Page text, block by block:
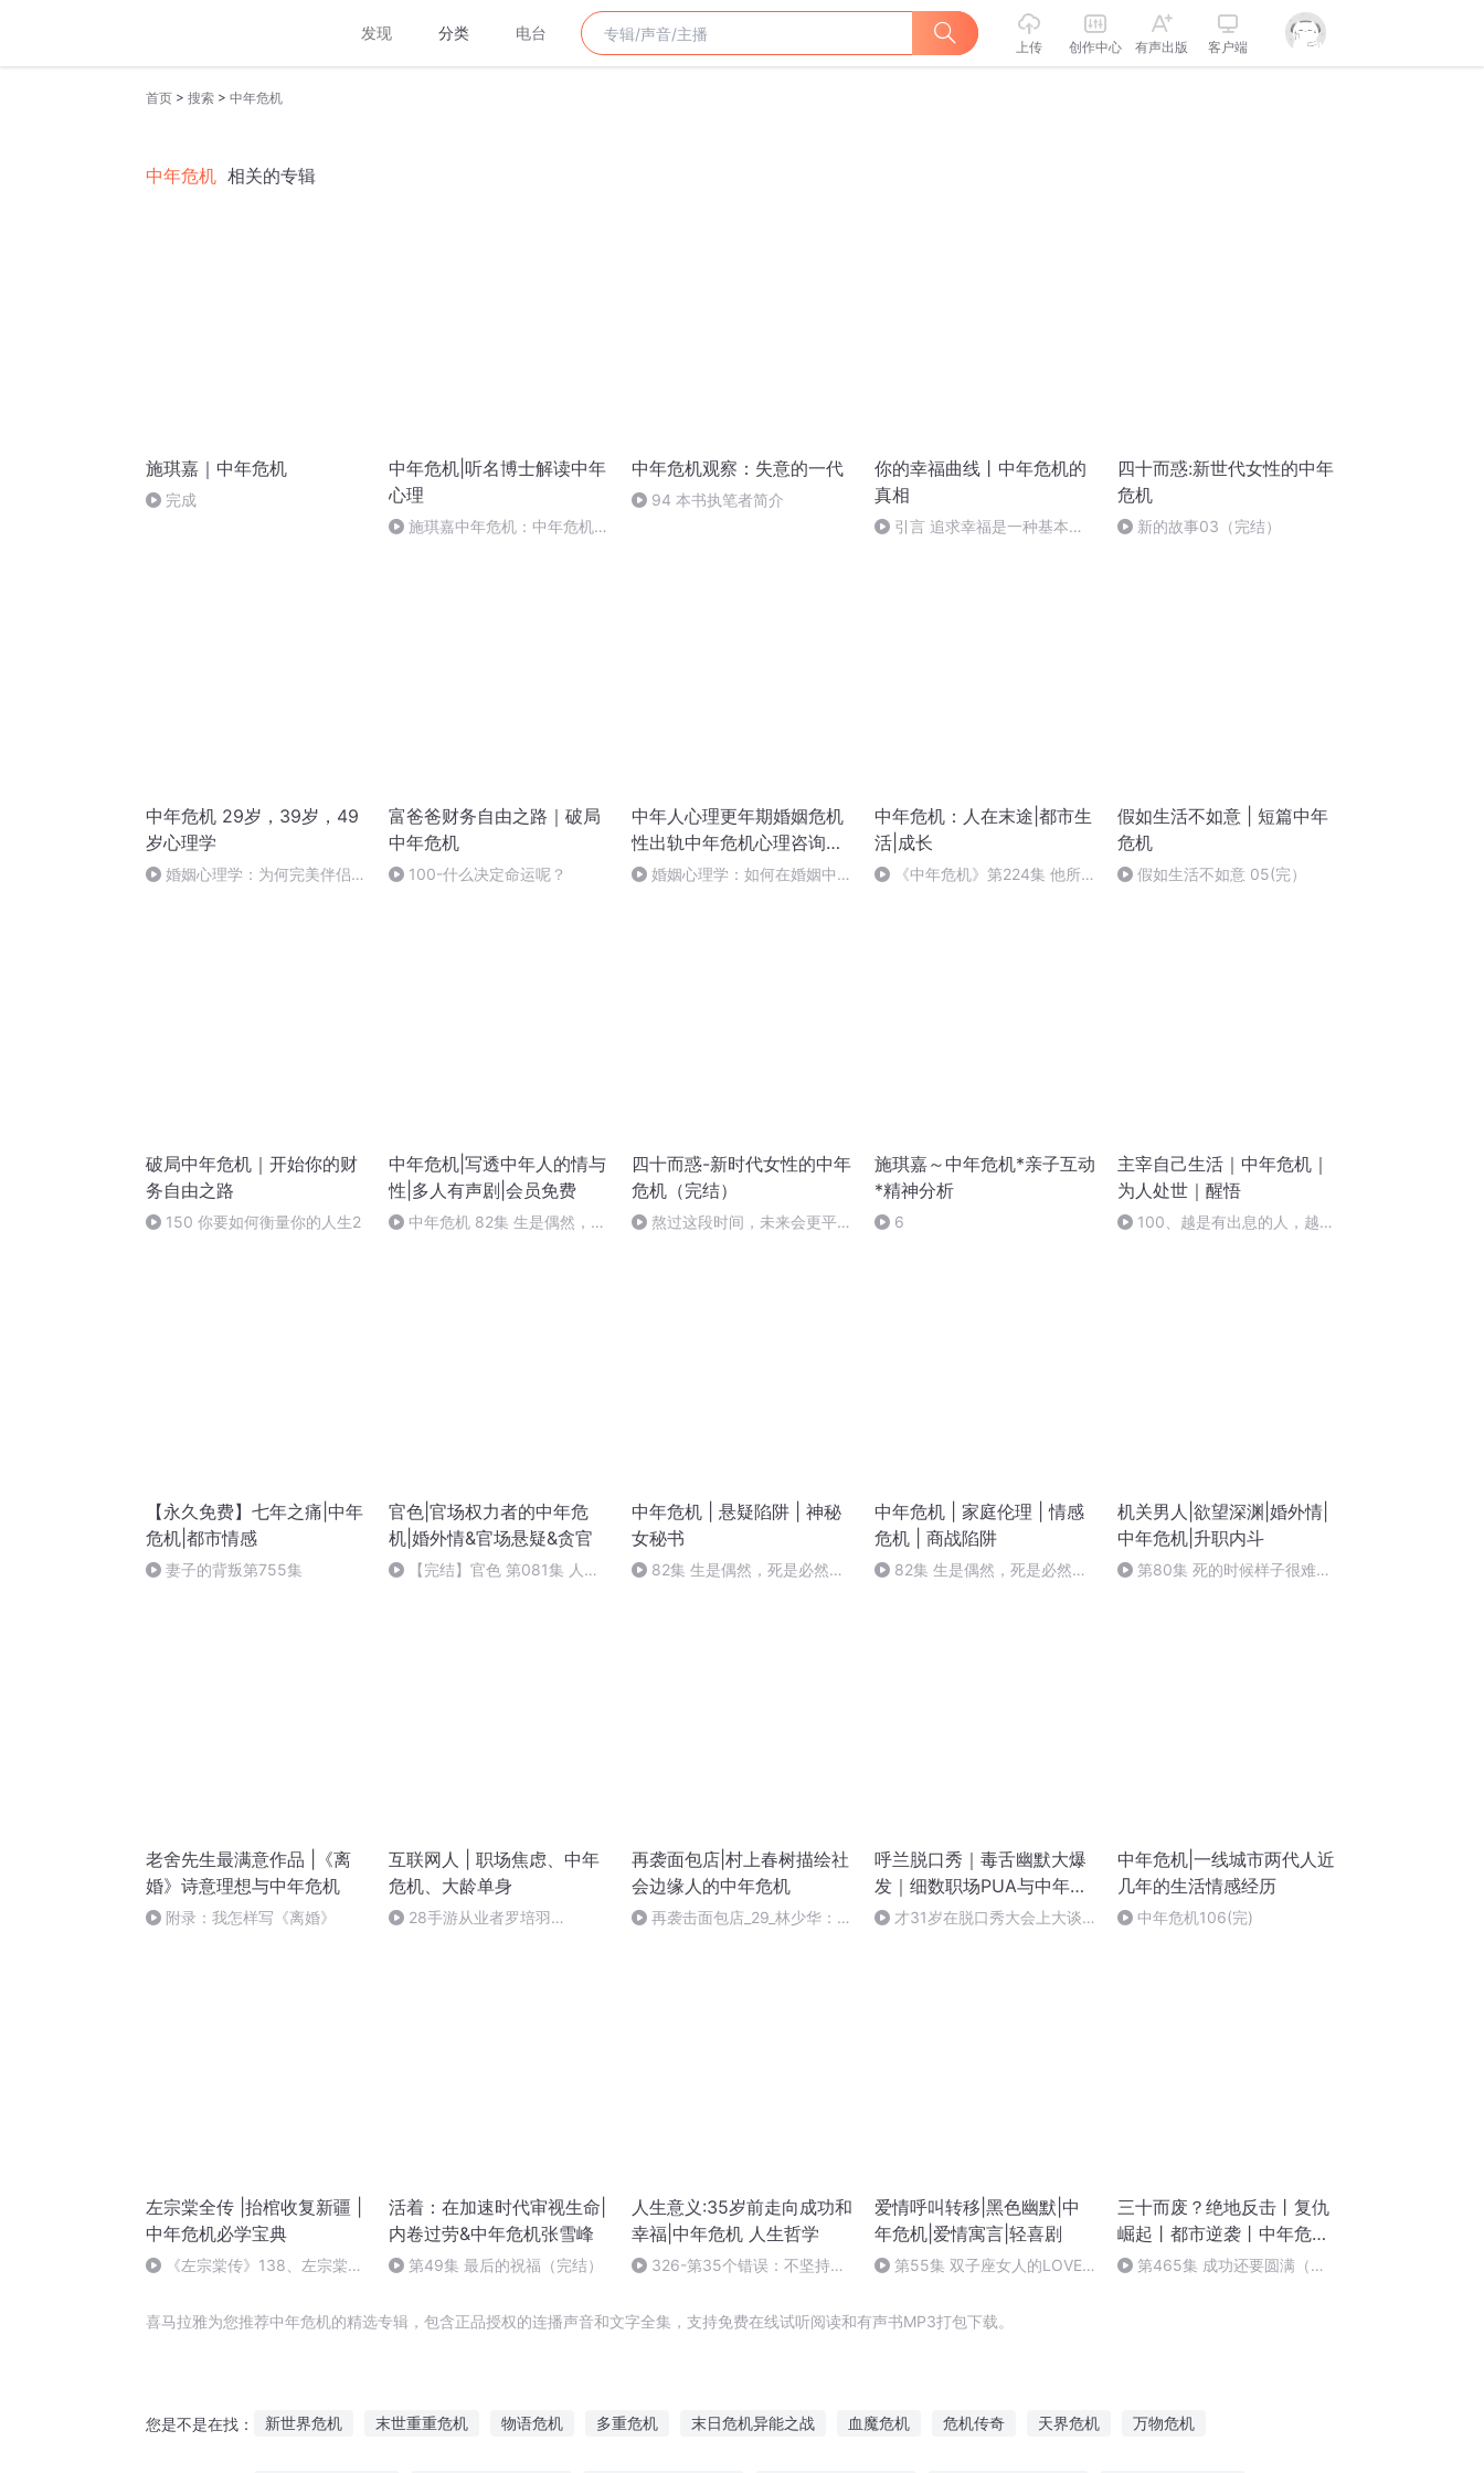
发现 分类 电台
上传 创作中心 有声出版 客户端
首页 > 搜索 > 中年危机
中年危机 相关的专辑
施琪嘉｜中年危机
完成
中年危机|听名博士解读中年
心理
施琪嘉中年危机：中年危机的
中年危机观察：失意的一代
94 本书执笔者简介
你的幸福曲线丨中年危机的
真相
引言 追求幸福是一种基本的
四十而惑:新世代女性的中年
危机
新的故事03（完结）
中年危机 29岁，39岁，49
岁心理学
婚姻心理学：为何完美伴侣不
富爸爸财务自由之路｜破局
中年危机
100-什么决定命运呢？
中年人心理更年期婚姻危机
性出轨中年危机心理咨询障
碍 婚姻心理学：如何在婚姻中保
中年危机：人在末途|都市生
活|成长
《中年危机》第224集 他所
假如生活不如意 | 短篇中年
危机
假如生活不如意 05(完）
破局中年危机｜开始你的财
务自由之路
150 你要如何衡量你的人生2
中年危机|写透中年人的情与
性|多人有声剧|会员免费
中年危机 82集 生是偶然，死
四十而惑-新时代女性的中年
危机（完结）
熬过这段时间，未来会更平静
施琪嘉～中年危机*亲子互动
*精神分析
6
主宰自己生活｜中年危机｜
为人处世｜醒悟
100、越是有出息的人，越要
【永久免费】七年之痛|中年
危机|都市情感
妻子的背叛第755集
官色|官场权力者的中年危
机|婚外情&官场悬疑&贪官
【完结】官色 第081集 人走
中年危机 | 悬疑陷阱 | 神秘
女秘书
82集 生是偶然，死是必然
中年危机 | 家庭伦理 | 情感
危机 | 商战陷阱
82集 生是偶然，死是必然
机关男人|欲望深渊|婚外情|
中年危机|升职内斗
第80集 死的时候样子很难看
老舍先生最满意作品 |《离
婚》诗意理想与中年危机
附录：我怎样写《离婚》
互联网人 | 职场焦虑、中年
危机、大龄单身
28手游从业者罗培羽
再袭面包店|村上春树描绘社
会边缘人的中年危机
再袭击面包店_29_林少华：失
呼兰脱口秀｜毒舌幽默大爆
发｜细数职场PUA与中年危
机 才31岁在脱口秀大会上大谈
中年危机|一线城市两代人近
几年的生活情感经历
中年危机106(完)
左宗棠全传 |抬棺收复新疆 |
中年危机必学宝典
《左宗棠传》138、左宗棠临
活着：在加速时代审视生命|
内卷过劳&中年危机张雪峰
第49集 最后的祝福（完结）
人生意义:35岁前走向成功和
幸福|中年危机 人生哲学
326-第35个错误：不坚持终
爱情呼叫转移|黑色幽默|中
年危机|爱情寓言|轻喜剧
第55集 双子座女人的LOVE
三十而废？绝地反击丨复仇
崛起丨都市逆袭丨中年危机
丨热血觉醒
第465集 成功还要圆满（完
喜马拉雅为您推荐中年危机的精选专辑，包含正品授权的连播声音和文字全集，支持免费在线试听阅读和有声书MP3打包下载。
您是不是在找： 新世界危机 末世重重危机 物语危机 多重危机 末日危机异能之战 血魔危机 危机传奇 天界危机 万物危机